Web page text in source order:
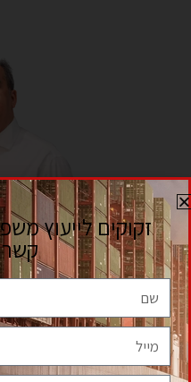
לקבלת ייעוץ
מלאו את הפרטים